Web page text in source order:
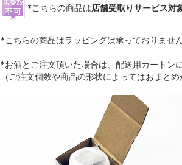
*こちらの商品は店舗受取りサービス対
*こちらの商品はラッピングは承っておりません
*お酒とご注文頂いた場合は、配送用カートン
（ご注文個数や商品の形状によってはおまと